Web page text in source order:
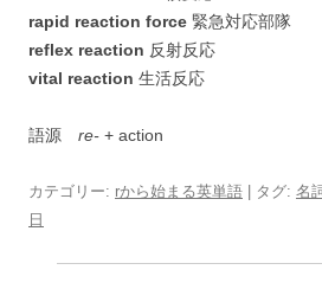
rapid reaction force 緊急対応部隊
reflex reaction 反射反応
vital reaction 生活反応
語源 re- + action
カテゴリー: rから始まる英単語 | タグ: 名
日